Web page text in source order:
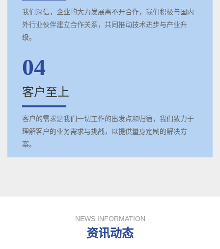
我们深信，企业的大力发展离不开合作，我们积极与国内
外行业伙伴建立合作关系，共同推动技术进步与产业升
级。
04
客户至上
客户的需求是我们一切工作的出发点和归宿，我们致力于
理解客户的业务需求与挑战，以提供量身定制的解决方
案。
NEWS INFORMATION
资讯动态